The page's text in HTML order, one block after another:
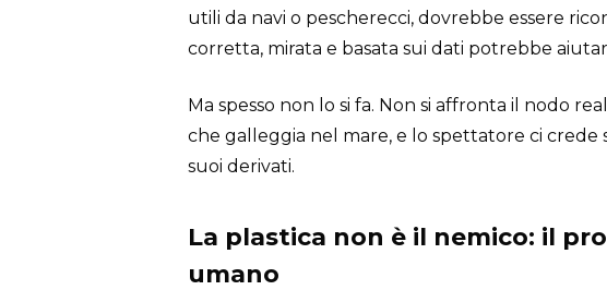
utili da navi o pescherecci, dovrebbe essere
corretta, mirata e basata sui dati potrebbe
Ma spesso non lo si fa. Non si affronta il nodo
che galleggia nel mare, e lo spettatore ci
suoi derivati.
La plastica non è il nemico: il
umano